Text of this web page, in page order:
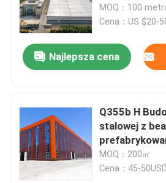
MOQ：100
Cena：US $20-
Najlepsza cena
Q355b H
stalowej z
MOQ：200㎡
Cena：45-50USD